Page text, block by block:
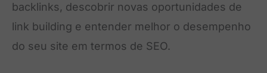
backlinks, descobrir novas oportunidades de
link building e entender melhor o desempenho
do seu site em termos de SEO.